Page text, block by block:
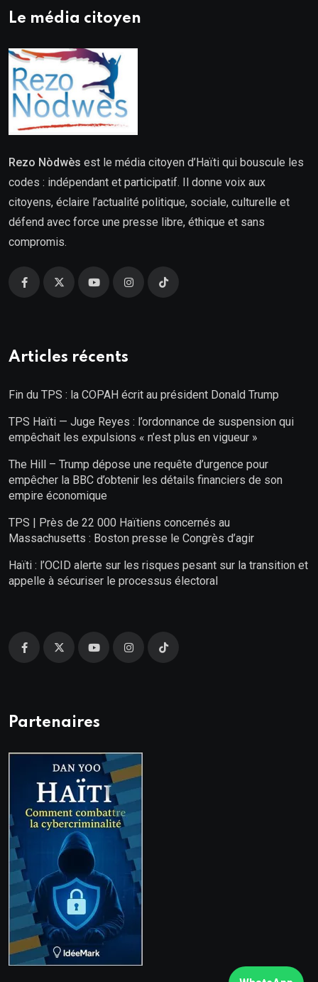
Le média citoyen
Rezo Nòdwès est le média citoyen d’Haïti qui bouscule les
codes : indépendant et participatif. Il donne voix aux
citoyens, éclaire l’actualité politique, sociale, culturelle et
défend avec force une presse libre, éthique et sans
compromis.
Articles récents
Fin du TPS : la COPAH écrit au président Donald Trump
TPS Haïti — Juge Reyes : l’ordonnance de suspension qui
empêchait les expulsions « n’est plus en vigueur »
The Hill – Trump dépose une requête d’urgence pour
empêcher la BBC d’obtenir les détails financiers de son
empire économique
TPS | Près de 22 000 Haïtiens concernés au
Massachusetts : Boston presse le Congrès d’agir
Haïti : l’OCID alerte sur les risques pesant sur la transition et
appelle à sécuriser le processus électoral
Partenaires